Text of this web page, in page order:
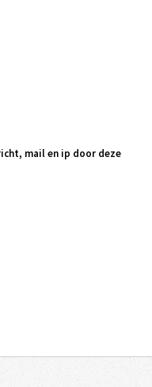
mail en ip door deze